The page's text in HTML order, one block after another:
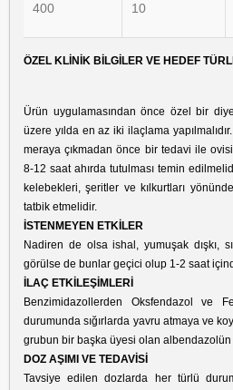
400 10
ÖZEL KLİNİK BİLGİLER VE HEDEF
Ürün uygulamasından önce özel bir
üzere yılda en az iki ilaçlama
meraya çıkmadan önce bir tedavi ile
8-12 saat ahırda tutulması temin
kelebekleri, şeritler ve kılkurtları
tatbik etmelidir.
İSTENMEYEN ETKİLER
Nadiren de olsa ishal, yumuşak dışkı,
görülse de bunlar geçici olup 1-2 saat
İLAÇ ETKİLEŞİMLERİ
Benzimidazollerden Oksfendazol ve
durumunda sığırlarda yavru atmaya ve
grubun bir başka üyesi olan
DOZ AŞIMI VE TEDAVİSİ
Tavsiye edilen dozlarda her türlü